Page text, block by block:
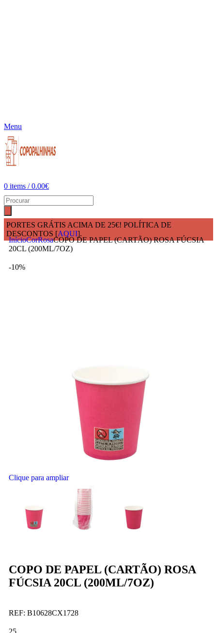
Menu
0 items / 0.00€
PORTES GRÁTIS ACIMA DE 25€! POLÍTICA DE
DESCONTOS [AQUI].
InícioCorRosaCOPO DE PAPEL (CARTÃO) ROSA FÚCSIA
20CL (200ML/7OZ)
-10%
Clique para ampliar
COPO DE PAPEL (CARTÃO) ROSA
FÚCSIA 20CL (200ML/7OZ)
REF: B10628CX1728
25